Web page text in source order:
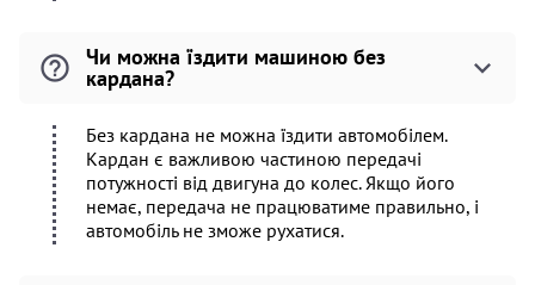
Чи можна їздити машиною без
кардана?
Без кардана не можна їздити автомобілем.
Кардан є важливою частиною передачі
потужності від двигуна до колес. Якщо його
немає, передача не працюватиме правильно, і
автомобіль не зможе рухатися.